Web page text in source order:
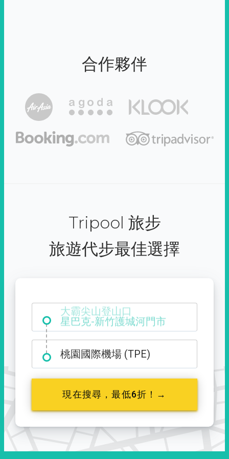
合作夥伴
Tripool 旅步
旅遊代步最佳選擇
大霸尖山登山口
桃園國際機場 (TPE)
現在搜尋，最低6折！→